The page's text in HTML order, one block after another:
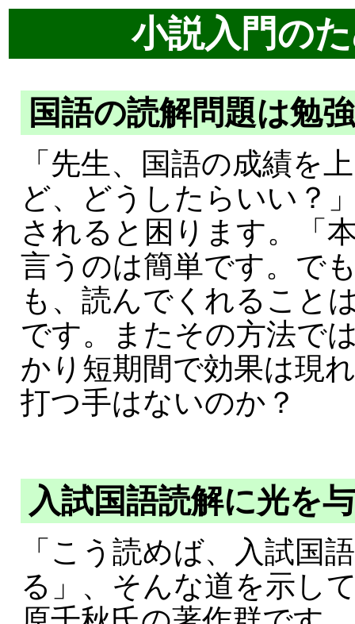
小説入門の
国語の読解問題は勉
「先生、国語の成績を
ど、どうしたらいい？
されると困ります。「
言うのは簡単です。で
も、読んでくれること
です。またその方法で
かり短期間で効果は現
打つ手はないのか？
入試国語読解に光を
「こう読めば、入試国
る」、そんな道を示し